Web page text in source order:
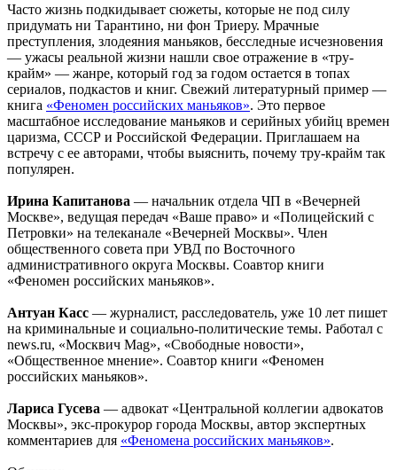
Часто жизнь подкидывает сюжеты, которые не под силу
придумать ни Тарантино, ни фон Триеру. Мрачные
преступления, злодеяния маньяков, бесследные исчезновения
— ужасы реальной жизни нашли свое отражение в «тру-
крайм» — жанре, который год за годом остается в топах
сериалов, подкастов и книг. Свежий литературный пример —
книга «Феномен российских маньяков». Это первое
масштабное исследование маньяков и серийных убийц времен
царизма, СССР и Российской Федерации. Приглашаем на
встречу с ее авторами, чтобы выяснить, почему тру-крайм так
популярен.
Ирина Капитанова — начальник отдела ЧП в «Вечерней
Москве», ведущая передач «Ваше право» и «Полицейский с
Петровки» на телеканале «Вечерней Москвы». Член
общественного совета при УВД по Восточного
административного округа Москвы. Соавтор книги
«Феномен российских маньяков».
Антуан Касс — журналист, расследователь, уже 10 лет пишет
на криминальные и социально-политические темы. Работал с
news.ru, «Москвич Mag», «Свободные новости»,
«Общественное мнение». Соавтор книги «Феномен
российских маньяков».
Лариса Гусева — адвокат «Центральной коллегии адвокатов
Москвы», экс-прокурор города Москвы, автор экспертных
комментариев для «Феномена российских маньяков».